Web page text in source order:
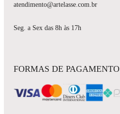
atendimento@artelasse.com.br
Seg. a Sex das 8h às 17h
FORMAS DE PAGAMENTO